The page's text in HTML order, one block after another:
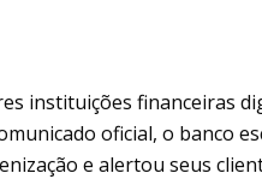
instituições financeiras
oficial, o banco
e alertou seus